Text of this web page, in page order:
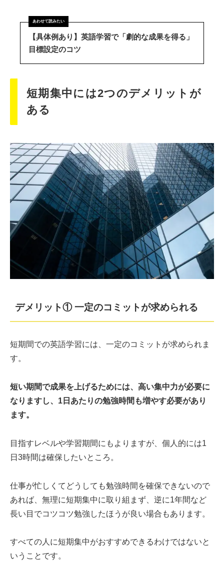
【具体例あり】英語学習で「劇的な成果を得る」
目標設定のコツ
短期集中には2つのデメリットが
ある
デメリット① 一定のコミットが求められる
短期間での英語学習には、一定のコミットが求められま
す。
短い期間で成果を上げるためには、高い集中力が必要に
なりますし、1日あたりの勉強時間も増やす必要があり
ます。
目指すレベルや学習期間にもよりますが、個人的には1
日3時間は確保したいところ。
仕事が忙しくてどうしても勉強時間を確保できないので
あれば、無理に短期集中に取り組まず、逆に1年間など
長い目でコツコツ勉強したほうが良い場合もあります。
すべての人に短期集中がおすすめできるわけではないと
いうことです。